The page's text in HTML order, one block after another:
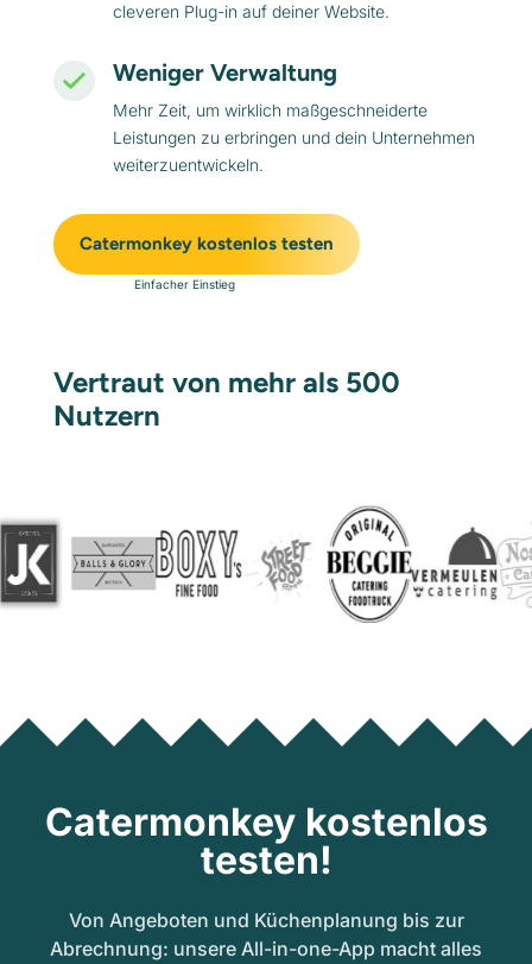
cleveren Plug-in auf deiner Website.
Weniger Verwaltung
Mehr Zeit, um wirklich maßgeschneiderte
Leistungen zu erbringen und dein Unternehmen
weiterzuentwickeln.
Catermonkey kostenlos testen
Einfacher Einstieg
Vertraut von mehr als 500
Nutzern
Catermonkey kostenlos
testen!
Von Angeboten und Küchenplanung bis zur
Abrechnung: unsere All-in-one-App macht alles